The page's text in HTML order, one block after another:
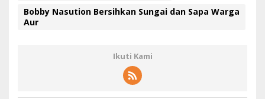
Bobby Nasution Bersihkan Sungai dan Sapa Warga
Aur
Ikuti Kami